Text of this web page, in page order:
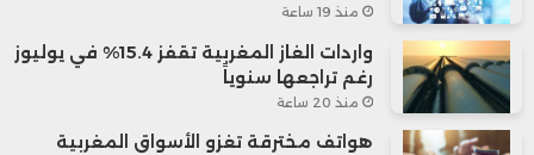
منذ 19 ساعة
واردات الغاز المغربية تقفز 15.4% في يوليوز
رغم تراجعها سنوياً
منذ 20 ساعة
هواتف مخترقة تغزو الأسواق المغربية